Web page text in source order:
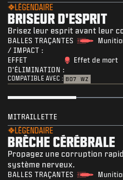
LÉGENDAIRE
BRISEUR D'ESPRIT
Brisez leur esprit avant leur
BALLES TRAÇANTES
/ IMPACT :
EFFET
D'ÉLIMINATION :
Effet de mort
COMPATIBLE AVEC : BO7 WZ
MITRAILLETTE
LÉGENDAIRE
BRÈCHE CÉRÉBRALE
Propagez une corruption
système nerveux.
BALLES TRAÇANTES